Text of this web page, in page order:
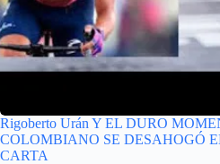
Rigoberto Urán Y EL DURO
COLOMBIANO SE DESAHOGÓ
CARTA